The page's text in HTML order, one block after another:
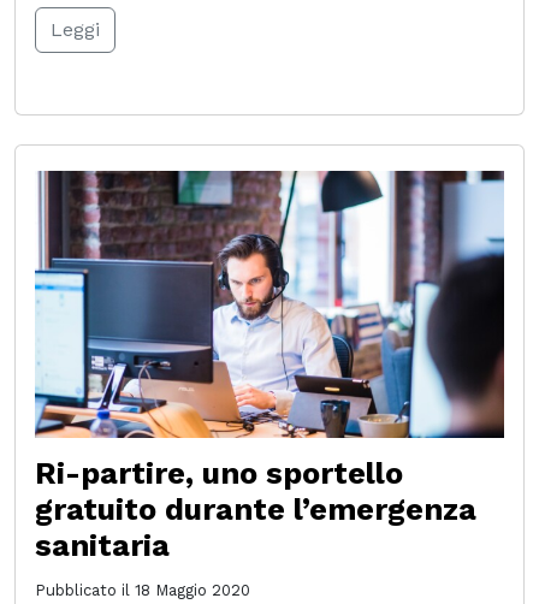
Leggi
Ri-partire, uno sportello
gratuito durante l’emergenza
sanitaria
Pubblicato il 18 Maggio 2020